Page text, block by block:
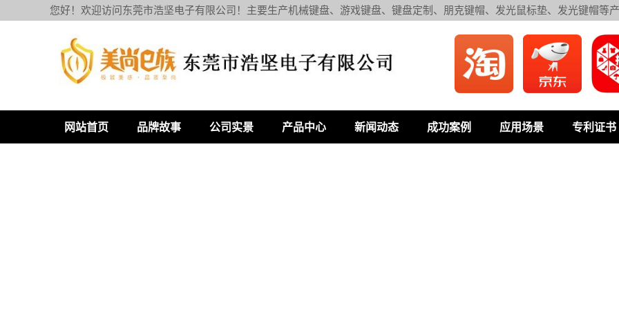
您好！欢迎访问东莞市浩坚电子有限公司！主要生产机械键盘、游戏键盘、键盘定制、朋克键帽、发光鼠标垫、发光键帽等
网站首页 品牌故事 公司实景 产品中心 新闻动态 成功案例 应用场景 专利证书